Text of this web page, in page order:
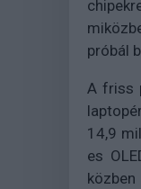
próbál
A friss
14,9
es